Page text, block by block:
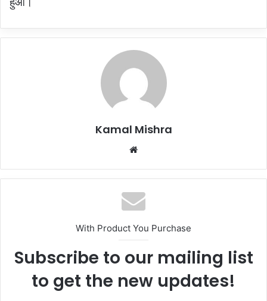
Kamal Mishra
Website
With Product You Purchase
Subscribe to our mailing list
to get the new updates!